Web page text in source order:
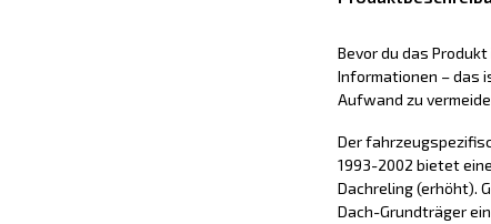
Bevor du das
Informationen – das
Aufwand zu
Der
1993-2002 bietet
Dachreling (erhöht).
Dach-Grundträger